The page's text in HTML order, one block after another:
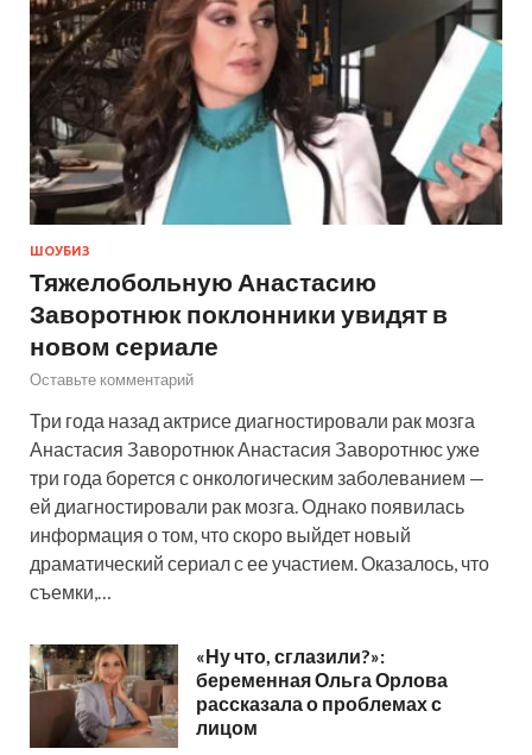
ШОУБИЗ
Тяжелобольную Анастасию
Заворотнюк поклонники увидят в
новом сериале
Оставьте комментарий
Три года назад актрисе диагностировали рак мозга
Анастасия Заворотнюк Анастасия Заворотнюс уже
три года борется с онкологическим заболеванием —
ей диагностировали рак мозга. Однако появилась
информация о том, что скоро выйдет новый
драматический сериал с ее участием. Оказалось, что
съемки,…
«Ну что, сглазили?»:
беременная Ольга Орлова
рассказала о проблемах с
лицом